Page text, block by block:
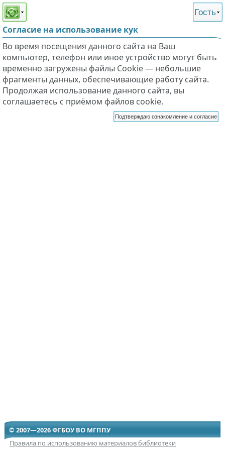
Этот сайт поддерживает
слабовидящих
Гость
Согласие на использование кук
Во время посещения данного сайта на Ваш
компьютер, телефон или иное устройство могут быть
временно загружены файлы Cookie — небольшие
фрагменты данных, обеспечивающие работу сайта.
Продолжая использование данного сайта, вы
соглашаетесь с приёмом файлов cookie.
Подтверждаю ознакомление и согласие
© 2007—2026 ФГБОУ ВО МГППУ
Правила по использованию материалов библиотеки